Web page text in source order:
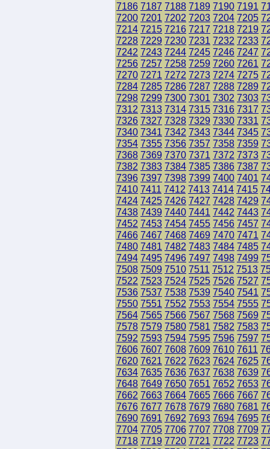
7186 7187 7188 7189 7190 7191
7200 7201 7202 7203 7204 7205
7214 7215 7216 7217 7218 7219
7228 7229 7230 7231 7232 7233
7242 7243 7244 7245 7246 7247
7256 7257 7258 7259 7260 7261
7270 7271 7272 7273 7274 7275
7284 7285 7286 7287 7288 7289
7298 7299 7300 7301 7302 7303
7312 7313 7314 7315 7316 7317
7326 7327 7328 7329 7330 7331
7340 7341 7342 7343 7344 7345
7354 7355 7356 7357 7358 7359
7368 7369 7370 7371 7372 7373
7382 7383 7384 7385 7386 7387
7396 7397 7398 7399 7400 7401
7410 7411 7412 7413 7414 7415
7424 7425 7426 7427 7428 7429
7438 7439 7440 7441 7442 7443
7452 7453 7454 7455 7456 7457
7466 7467 7468 7469 7470 7471
7480 7481 7482 7483 7484 7485
7494 7495 7496 7497 7498 7499
7508 7509 7510 7511 7512 7513
7522 7523 7524 7525 7526 7527
7536 7537 7538 7539 7540 7541
7550 7551 7552 7553 7554 7555
7564 7565 7566 7567 7568 7569
7578 7579 7580 7581 7582 7583
7592 7593 7594 7595 7596 7597
7606 7607 7608 7609 7610 7611
7620 7621 7622 7623 7624 7625
7634 7635 7636 7637 7638 7639
7648 7649 7650 7651 7652 7653
7662 7663 7664 7665 7666 7667
7676 7677 7678 7679 7680 7681
7690 7691 7692 7693 7694 7695
7704 7705 7706 7707 7708 7709
7718 7719 7720 7721 7722 7723